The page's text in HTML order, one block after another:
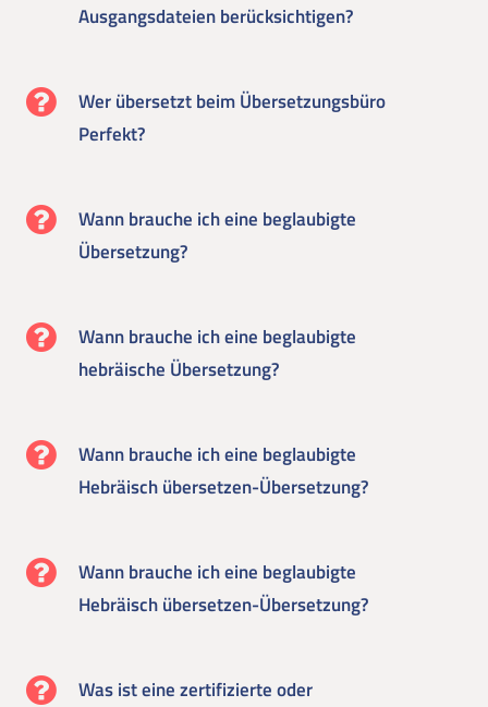
Ausgangsdateien berücksichtigen?
Wer übersetzt beim Übersetzungsbüro
Perfekt?
Wann brauche ich eine beglaubigte
Übersetzung?
Wann brauche ich eine beglaubigte
hebräische Übersetzung?
Wann brauche ich eine beglaubigte
Hebräisch übersetzen-Übersetzung?
Wann brauche ich eine beglaubigte
Hebräisch übersetzen-Übersetzung?
Was ist eine zertifizierte oder